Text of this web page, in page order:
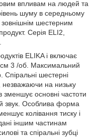
впливам на людей та
шуму в середньому
зовнішнім шестерним
Серія ELI2,
ELIKA і включає
см 3 /об. Максимальний
Спіральні шестерні
незважаючи на низьку
зменшує основні частоти
звук. Особлива форма
колівання тиску і
іншим частинам
та спіральні зубці